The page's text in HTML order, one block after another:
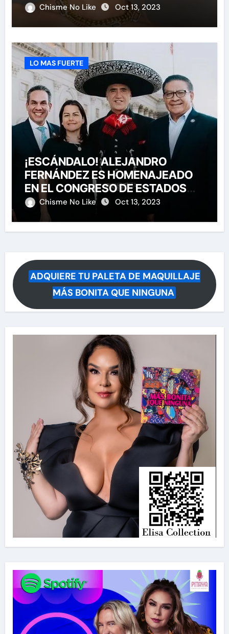
Chisme No Like Oct 13, 2023
LO MAS FUERTE
¡ESCÁNDALO! ALEJANDRO
FERNÁNDEZ ES HOMENAJEADO
EN EL CONGRESO DE ESTADOS
UNIDOS
Chisme No Like Oct 13, 2023
ADQUIERE TU PALETA DE MAQUILLAJE
MÁS BONITA QUE NINGUNA